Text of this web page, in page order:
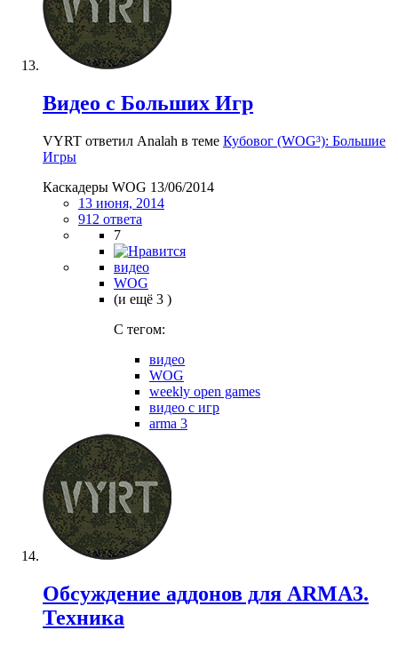
Видео с Больших Игр
VYRT ответил Analah в теме Кубовог (WOG³): Большие
Игры
Каскадеры WOG 13/06/2014
13 июня, 2014
912 ответа
7
видео
WOG
(и ещё 3 )
C тегом:
видео
WOG
weekly open games
видео с игр
arma 3
Обсуждение аддонов для ARMA3.
Техника